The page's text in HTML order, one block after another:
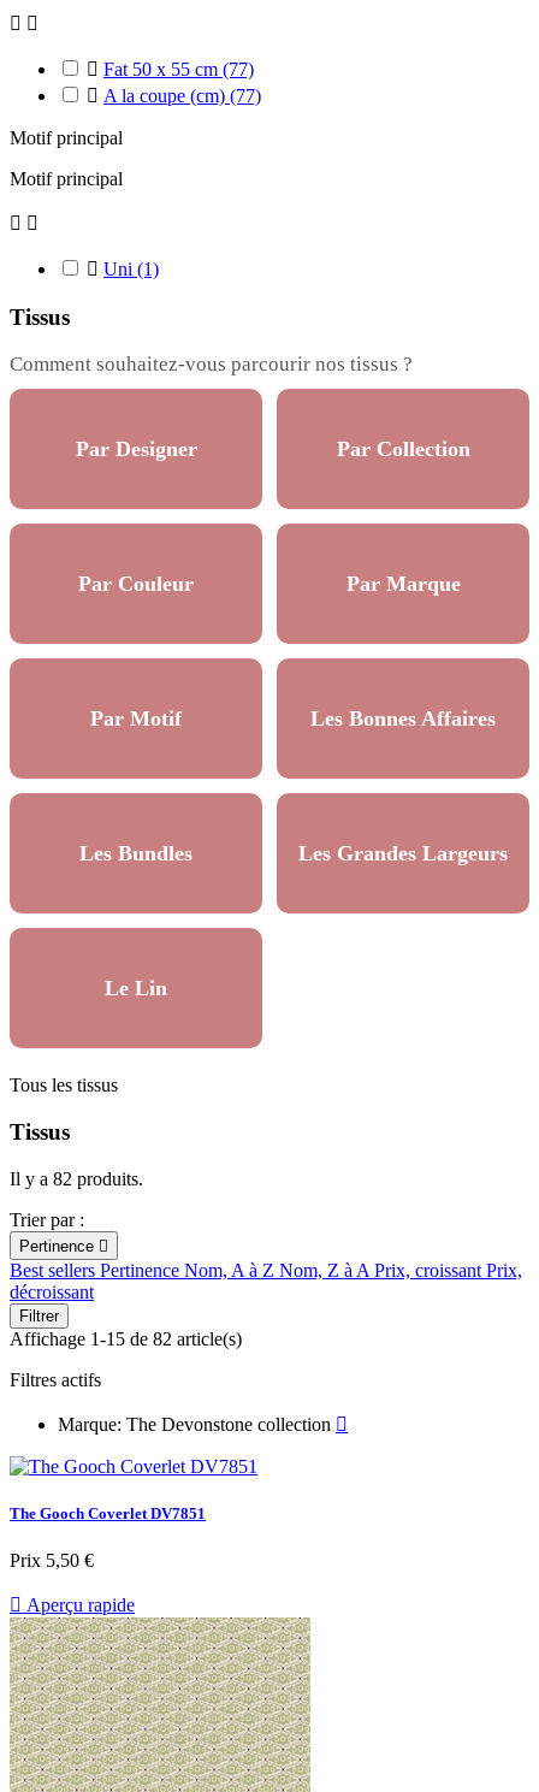
 
 Fat 50 x 55 cm (77)
 A la coupe (cm) (77)
Motif principal
Motif principal
 
 Uni (1)
Tissus
Comment souhaitez-vous parcourir nos tissus ?
Par Designer Par Collection
Par Couleur Par Marque
Par Motif Les Bonnes Affaires
Les Bundles Les Grandes Largeurs
Le Lin
Tous les tissus
Tissus
Il y a 82 produits.
Trier par :
Pertinence 
Best sellers Pertinence Nom, A à Z Nom, Z à A Prix, croissant Prix,
décroissant
Filtrer
Affichage 1-15 de 82 article(s)
Filtres actifs
Marque: The Devonstone collection 
The Gooch Coverlet DV7851
Prix 5,50 €
 Aperçu rapide